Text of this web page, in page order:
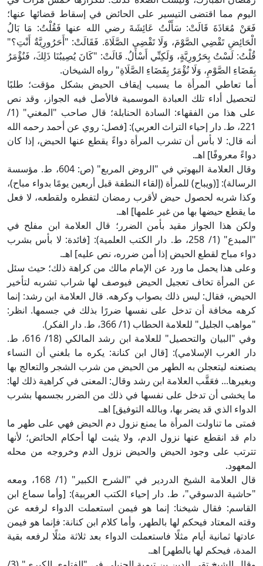
اليوم مما اقتضى التيسير على الحائض في إسقاط قضائها عنها؛
فَعَنْ مُعَاذَةَ قَالَتْ: سَأَلْتُ عَائِشَةَ رضي الله عنها فَقُلْتُ: مَا بَالُ
الْحَائِضِ تَقْضِي الصَّوْمَ، وَلَا تَقْضِي الصَّلَاةَ. فَقَالَتْ: "أَحَرُورِيَّةٌ أَنْتِ؟"
قُلْتُ: لَسْتُ بِحَرُورِيَّةٍ، وَلَكِنِّي أَسْأَلُ. قَالَتْ: "كَانَ يُصِيبُنَا ذَلِكَ، فَنُؤْمَرُ
بِقَضَاءِ الصَّوْمِ، وَلَا نُؤْمَرُ بِقَضَاءِ الصَّلَاةِ" رواه الشيخان.
أما تعاطي المرأة ما يسبب إيقاف الحيض بشكل مؤقت؛ طلبًا
لتحصيل أداء تلك العبادة الموسمية فالأصل فيه الجواز، وقد نص
على هذا من الفقهاء: السادة الحنابلة؛ قال صاحب "المغني" (1/
221، ط. دار إحياء التراث العربي): [فصل: روي عن أحمد رحمه الله
أنه قال: لا بأس أن تشرب المرأة دواءً يقطع عنها الحيض، إذا كان
دواءً معروفًا] اهـ.
وقال العلامة البهوتي في "الروض المربع" (ص: 604، ط. مؤسسة
الرسالة): [(ويباح) للمرأة (إلقاء النطفة قبل أربعين يومًا بدواء مباح)،
وكذا شربه لحصول حيض لأقرب رمضان لتفطره ولقطعه، لا فعل
ما يقطع حيضها بها من غير علمها] اهـ.
ولكن هذا الجواز مقيد بأمن الضرر؛ قال العلامة ابن مفلح في
"المبدع" (1/ 258، ط. دار الكتب العلمية): [فائدة: لا بأس بشرب
دواء مباح لقطع الحيض إذا أمن ضرره، نص عليه] اهـ.
وعلى هذا يحمل ما ورد عن الإمام مالك من كراهة ذلك؛ حيث سئل
عن المرأة تخاف تعجيل الحيض فيوصف لها شراب تشربه لتأخير
الحيض، فقال: ليس ذلك بصواب وكرهه. قال العلامة ابن رشد: إنما
كرهه مخافة أن تدخل على نفسها ضررًا بذلك في جسمها. انظر:
"مواهب الجليل" للعلامة الحطاب (1/ 366، ط. دار الفكر).
وفي "البيان والتحصيل" للعلامة ابن رشد المالكي (18/ 616، ط.
دار الغرب الإسلامي): [قال ابن كنانة: يكره ما بلغني أن النساء
يصنعنه ليتعجلن به الطهر من الحيض من شرب الشجر والتعالج بها
وبغيرها... فعَقَّب العلامة ابن رشد وقال: المعنى في كراهية ذلك لها:
ما يخشى أن تدخل على نفسها في ذلك من الضرر بجسمها بشرب
الدواء الذي قد يضر بها، وبالله التوفيق] اهـ.
فمتى ما تناولت المرأة ما يمنع نزول دم الحيض فهي على طهر ما
دام قد انقطع عنها نزول الدم، ولا يثبت لها أحكام الحائض؛ لأنها
تترتب على وجود الحيض والحيض نزول الدم وخروجه من محله
المعهود.
قال العلامة الشيخ الدردير في "الشرح الكبير" (1/ 168، ومعه
"حاشية الدسوقي"، ط. دار إحياء الكتب العربية): [وأما سماع ابن
القاسم: فقال شيخنا: إنما هو فيمن استعملت الدواء لرفعه عن
وقته المعتاد فيحكم لها بالطهر، وأما كلام ابن كنانة: فإنما هو فيمن
عادتها ثمانية أيام مثلًا فاستعملت الدواء بعد ثلاثة مثلًا لرفعه بقية
المدة، فيحكم لها بالطهر] اهـ.